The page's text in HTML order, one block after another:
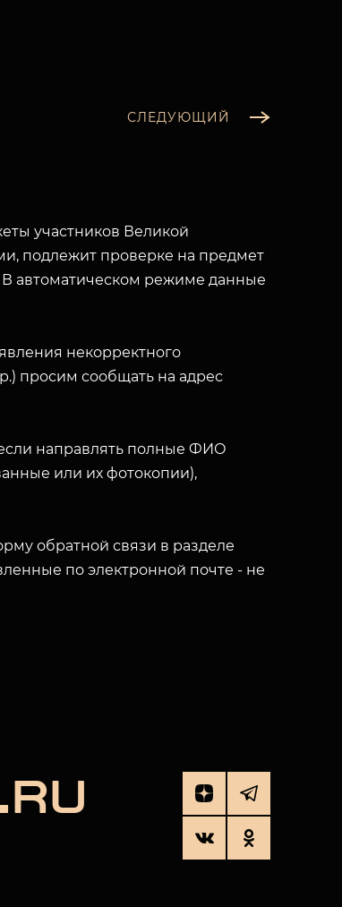
СЛЕДУЮЩИЙ
участников Великой
подлежит проверке на предмет
В автоматическом режиме данные
некорректного
просим сообщать на адрес
направлять полные ФИО
или их фотокопии),
обратной связи в разделе
по электронной почте - не